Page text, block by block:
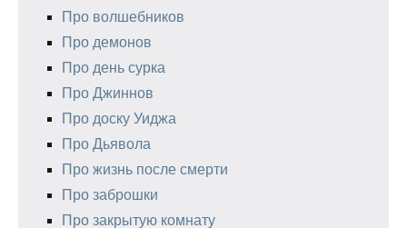
Про волшебников
Про демонов
Про день сурка
Про Джиннов
Про доску Уиджа
Про Дьявола
Про жизнь после смерти
Про заброшки
Про закрытую комнату